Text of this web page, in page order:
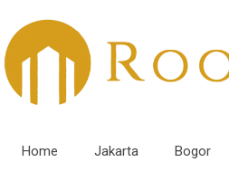
Home Jakarta Bogor